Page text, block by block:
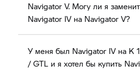
Navigator V. Могу ли я
Navigator IV на Navigator V?
У меня был Navigator IV на K
/ GTL и я хотел бы купить